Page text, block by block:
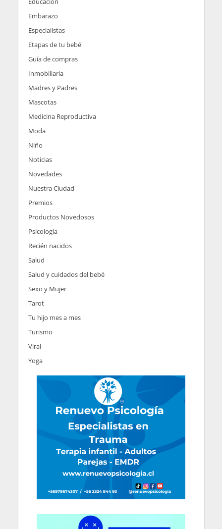
Embarazo
Especialistas
Etapas de tu bebé
Guía de compras
Inmobiliaria
Madres y Padres
Mascotas
Medicina Reproductiva
Moda
Niño
Noticias
Novedades
Nuestra Ciudad
Premios
Productos Novedosos
Psicología
Recién nacidos
Salud
Salud y cuidados del bebé
Sexo y Mujer
Tarot
Tu hijo mes a mes
Turismo
Viral
Yoga